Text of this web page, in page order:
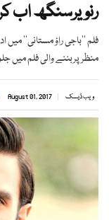
رنویرسنگھ اب
فلم ’’باجی راؤ مستانی‘‘
منظر پربننے والی فلم میں
ویب ڈیسک August 01, 2017